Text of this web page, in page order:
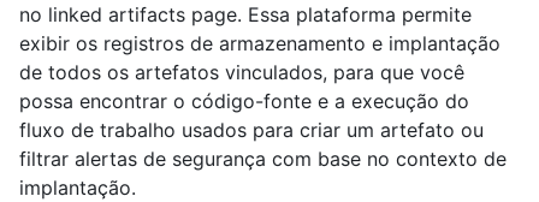
no linked artifacts page. Essa plataforma permite
exibir os registros de armazenamento e implantação
de todos os artefatos vinculados, para que você
possa encontrar o código-fonte e a execução do
fluxo de trabalho usados para criar um artefato ou
filtrar alertas de segurança com base no contexto de
implantação.